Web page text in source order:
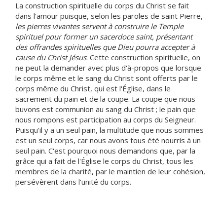
La construction spirituelle du corps du Christ se fait
dans l'amour puisque, selon les paroles de saint Pierre,
les pierres vivantes servent à construire le Temple
spirituel pour former un sacerdoce saint, présentant
des offrandes spirituelles que Dieu pourra accepter à
cause du Christ Jésus. Cette construction spirituelle, on
ne peut la demander avec plus d'à-propos que lorsque
le corps même et le sang du Christ sont offerts par le
corps même du Christ, qui est l'Église, dans le
sacrement du pain et de la coupe. La coupe que nous
buvons est communion au sang du Christ ; le pain que
nous rompons est participation au corps du Seigneur.
Puisqu'il y a un seul pain, la multitude que nous sommes
est un seul corps, car nous avons tous été nourris à un
seul pain. C'est pourquoi nous demandons que, par la
grâce qui a fait de l'Église le corps du Christ, tous les
membres de la charité, par le maintien de leur cohésion,
persévèrent dans l'unité du corps.